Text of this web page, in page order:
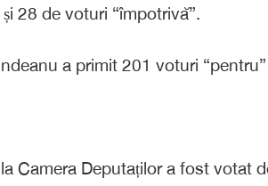
și 28 de voturi “împotrivă”.
a primit 201 voturi
Camera Deputaților a fost votat